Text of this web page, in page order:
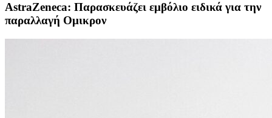
AstraZeneca: Παρασκευάζει εμβόλιο ειδικά για την
παραλλαγή Ομικρον